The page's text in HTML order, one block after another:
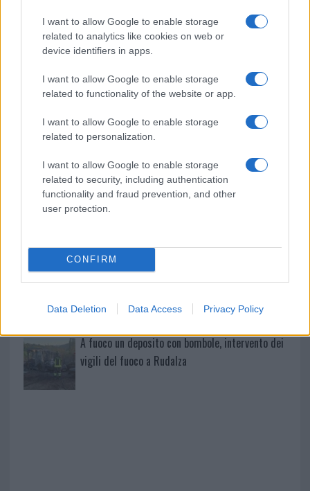
I want to allow Google to enable storage
related to analytics like cookies on web or
device identifiers in apps.
I want to allow Google to enable storage
related to functionality of the website or app.
I want to allow Google to enable storage
related to personalization.
I want to allow Google to enable storage
related to security, including authentication
functionality and fraud prevention, and other
user protection.
CONFIRM
Data Deletion Data Access Privacy Policy
Meteo Olbia 9 agosto, temperature in calo
va avanti: “Sicilia, ci sono”
Jovanotti, Gabry Ponte e Alfa: Olbia ombelico del
mondo per una notte
“Orgoglio e discrezione per visita privata̶…
Incendio nella notte a Olbia, a fuoco due furgoni
A fuoco un deposito con bombole, intervento dei
vigili del fuoco a Rudalza